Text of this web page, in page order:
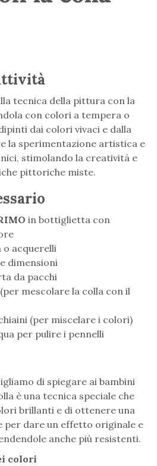
tecnica della pittura con la
con colori a tempera o
dai colori vivaci e dalla
la sperimentazione artistica e
stimolando la creatività e
pittoriche miste.
in bottiglietta con
o acquerelli
dimensioni
da pacchi
mescolare la colla con il
(per miscelare i colori)
per pulire i pennelli
di spiegare ai bambini
è una tecnica speciale che
brillanti e di ottenere una
per dare un effetto originale e
anche più resistenti.
colori